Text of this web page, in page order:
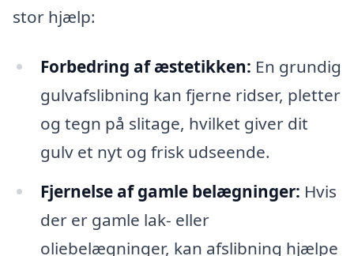
stor hjælp:
Forbedring af æstetikken: En grundig
gulvafslibning kan fjerne ridser, pletter
og tegn på slitage, hvilket giver dit
gulv et nyt og frisk udseende.
Fjernelse af gamle belægninger: Hvis
der er gamle lak- eller
oliebelægninger, kan afslibning hjælpe